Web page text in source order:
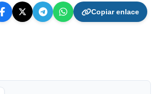
Copiar enlace